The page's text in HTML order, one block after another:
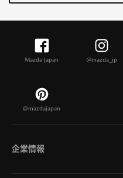
Mazda Japan @mazda_jp
@mazdajapan
企業情報